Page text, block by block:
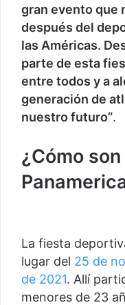
gran evento que
después del
las Américas.
parte de esta
entre todos y a
generación de
nuestro futuro”.
¿Cómo
La fiesta
lugar del 25 de
de 2021. Allí
menores de 23